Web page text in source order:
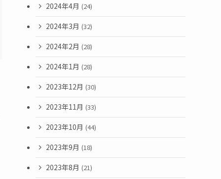
2024年4月 (24)
2024年3月 (32)
2024年2月 (28)
2024年1月 (28)
2023年12月 (30)
2023年11月 (33)
2023年10月 (44)
2023年9月 (18)
2023年8月 (21)